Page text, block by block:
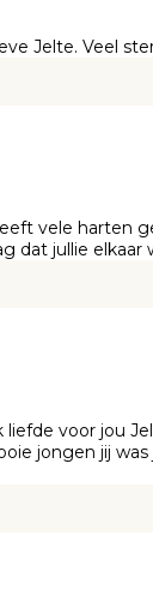
Jelte. Veel
vele harten
dat jullie elkaar
voor jou
jongen jij